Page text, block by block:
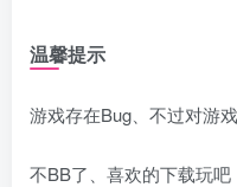
温馨提示
游戏存在Bug、不过对游
不BB了、喜欢的下载玩吧